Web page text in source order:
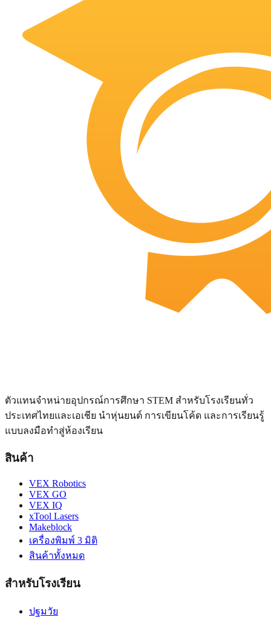
ตัวแทนจำหน่ายอุปกรณ์การศึกษา STEM สำหรับโรงเรียนทั่ว
ประเทศไทยและเอเชีย นำหุ่นยนต์ การเขียนโค้ด และการเรียนรู้
แบบลงมือทำสู่ห้องเรียน
สินค้า
VEX Robotics
VEX GO
VEX IQ
xTool Lasers
Makeblock
เครื่องพิมพ์ 3 มิติ
สินค้าทั้งหมด
สำหรับโรงเรียน
ปฐมวัย